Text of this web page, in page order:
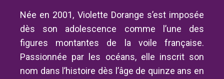
Née en 2001, Violette Dorange s’est imposée
dès son adolescence comme l’une des
figures montantes de la voile française.
Passionnée par les océans, elle inscrit son
nom dans l’histoire dès l’âge de quinze ans en